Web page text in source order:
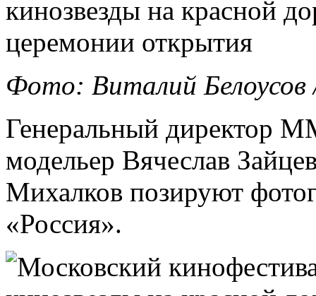
Фото: Виталий
Генеральный директор
модельер Вячеслав
Михалков позируют
«Россия».